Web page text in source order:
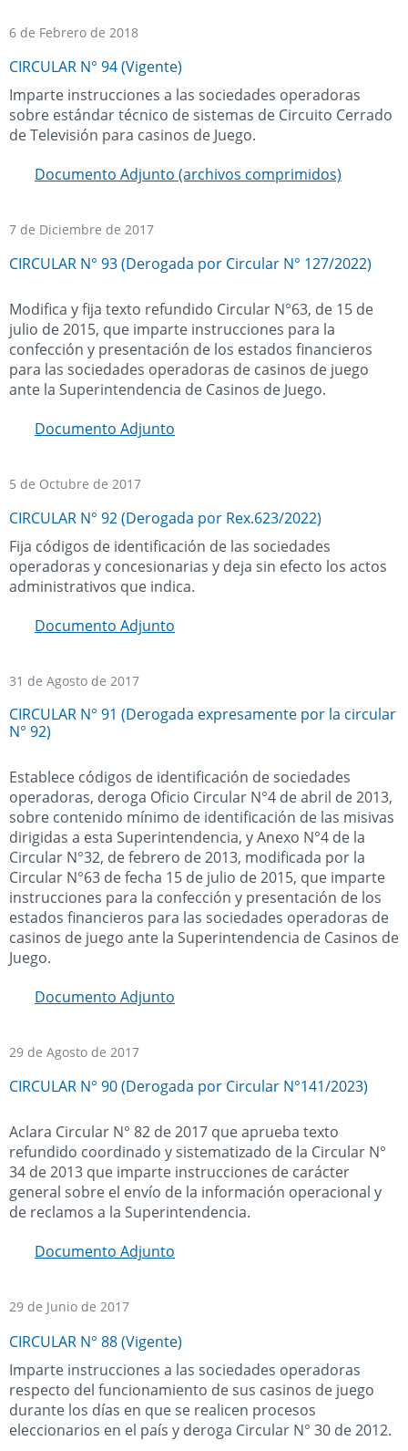
6 de Febrero de 2018
CIRCULAR N° 94 (Vigente)
Imparte instrucciones a las sociedades operadoras
sobre estándar técnico de sistemas de Circuito Cerrado
de Televisión para casinos de Juego.
Documento Adjunto (archivos comprimidos)
7 de Diciembre de 2017
CIRCULAR N° 93 (Derogada por Circular N° 127/2022)
Modifica y fija texto refundido Circular N°63, de 15 de
julio de 2015, que imparte instrucciones para la
confección y presentación de los estados financieros
para las sociedades operadoras de casinos de juego
ante la Superintendencia de Casinos de Juego.
Documento Adjunto
5 de Octubre de 2017
CIRCULAR N° 92 (Derogada por Rex.623/2022)
Fija códigos de identificación de las sociedades
operadoras y concesionarias y deja sin efecto los actos
administrativos que indica.
Documento Adjunto
31 de Agosto de 2017
CIRCULAR N° 91 (Derogada expresamente por la circular
N° 92)
Establece códigos de identificación de sociedades
operadoras, deroga Oficio Circular N°4 de abril de 2013,
sobre contenido mínimo de identificación de las misivas
dirigidas a esta Superintendencia, y Anexo N°4 de la
Circular N°32, de febrero de 2013, modificada por la
Circular N°63 de fecha 15 de julio de 2015, que imparte
instrucciones para la confección y presentación de los
estados financieros para las sociedades operadoras de
casinos de juego ante la Superintendencia de Casinos de
Juego.
Documento Adjunto
29 de Agosto de 2017
CIRCULAR N° 90 (Derogada por Circular N°141/2023)
Aclara Circular N° 82 de 2017 que aprueba texto
refundido coordinado y sistematizado de la Circular N°
34 de 2013 que imparte instrucciones de carácter
general sobre el envío de la información operacional y
de reclamos a la Superintendencia.
Documento Adjunto
29 de Junio de 2017
CIRCULAR N° 88 (Vigente)
Imparte instrucciones a las sociedades operadoras
respecto del funcionamiento de sus casinos de juego
durante los días en que se realicen procesos
eleccionarios en el país y deroga Circular N° 30 de 2012.